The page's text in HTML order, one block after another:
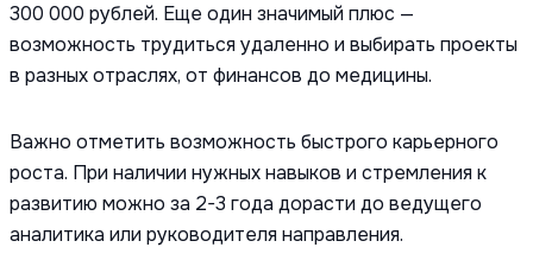
300 000 рублей. Еще один значимый плюс —
возможность трудиться удаленно и выбирать проекты
в разных отраслях, от финансов до медицины.
Важно отметить возможность быстрого карьерного
роста. При наличии нужных навыков и стремления к
развитию можно за 2-3 года дорасти до ведущего
аналитика или руководителя направления.